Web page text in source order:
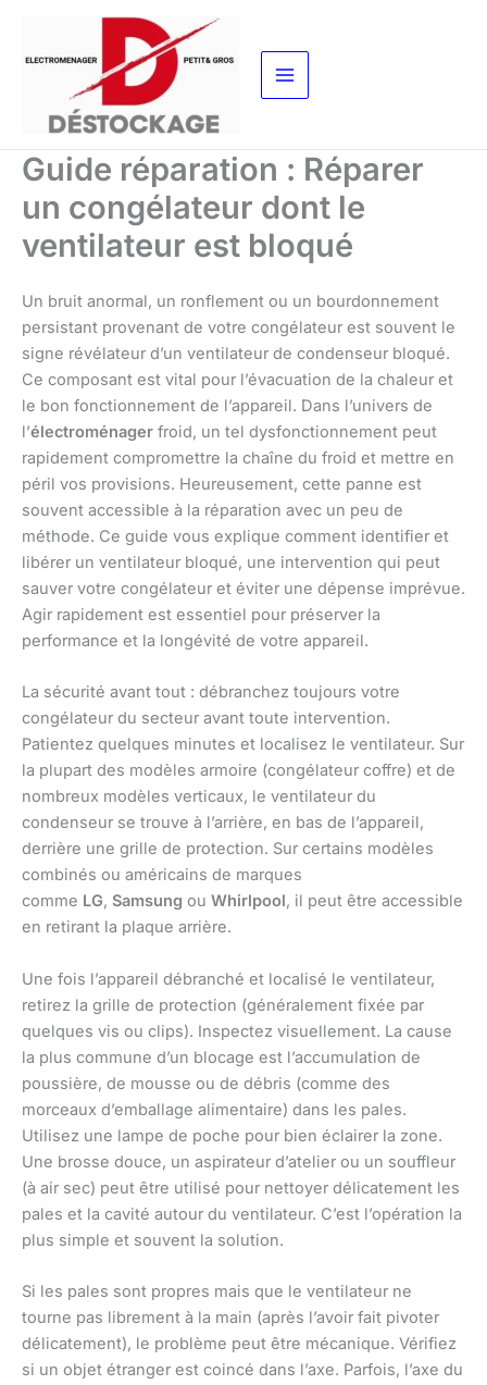
contenu
Guide réparation : Réparer
un congélateur dont le
ventilateur est bloqué
Un bruit anormal, un ronflement ou un bourdonnement
persistant provenant de votre congélateur est souvent le
signe révélateur d’un ventilateur de condenseur bloqué.
Ce composant est vital pour l’évacuation de la chaleur et
le bon fonctionnement de l’appareil. Dans l’univers de
l’électroménager froid, un tel dysfonctionnement peut
rapidement compromettre la chaîne du froid et mettre en
péril vos provisions. Heureusement, cette panne est
souvent accessible à la réparation avec un peu de
méthode. Ce guide vous explique comment identifier et
libérer un ventilateur bloqué, une intervention qui peut
sauver votre congélateur et éviter une dépense imprévue.
Agir rapidement est essentiel pour préserver la
performance et la longévité de votre appareil.
La sécurité avant tout : débranchez toujours votre
congélateur du secteur avant toute intervention.
Patientez quelques minutes et localisez le ventilateur. Sur
la plupart des modèles armoire (congélateur coffre) et de
nombreux modèles verticaux, le ventilateur du
condenseur se trouve à l’arrière, en bas de l’appareil,
derrière une grille de protection. Sur certains modèles
combinés ou américains de marques
comme LG, Samsung ou Whirlpool, il peut être accessible
en retirant la plaque arrière.
Une fois l’appareil débranché et localisé le ventilateur,
retirez la grille de protection (généralement fixée par
quelques vis ou clips). Inspectez visuellement. La cause
la plus commune d’un blocage est l’accumulation de
poussière, de mousse ou de débris (comme des
morceaux d’emballage alimentaire) dans les pales.
Utilisez une lampe de poche pour bien éclairer la zone.
Une brosse douce, un aspirateur d’atelier ou un souffleur
(à air sec) peut être utilisé pour nettoyer délicatement les
pales et la cavité autour du ventilateur. C’est l’opération la
plus simple et souvent la solution.
Si les pales sont propres mais que le ventilateur ne
tourne pas librement à la main (après l’avoir fait pivoter
délicatement), le problème peut être mécanique. Vérifiez
si un objet étranger est coincé dans l’axe. Parfois, l’axe du